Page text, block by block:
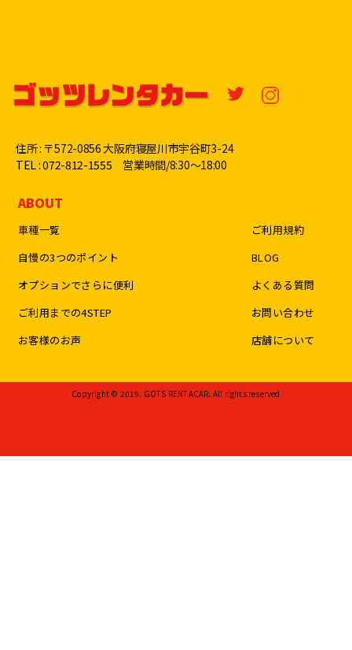
住所 : 〒572-0856 大阪府寝屋川市宇谷町3-24
TEL : 072-812-1555 営業時間/8:30〜18:00
ABOUT
車種一覧
ご利用規約
自慢の3つのポイント
BLOG
オプションでさらに便利
よくある質問
ご利用までの4STEP
お問い合わせ
お客様のお声
店舗について
Copyright © 2019. GOTS RENTACAR. All rights reserved